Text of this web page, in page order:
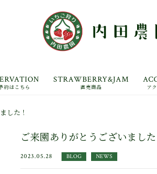
約はこちら
STRAWBERRY&JAM
直売商品 ア
した！
ご来園ありがとうございました
2023.05.28 BLOG NEWS